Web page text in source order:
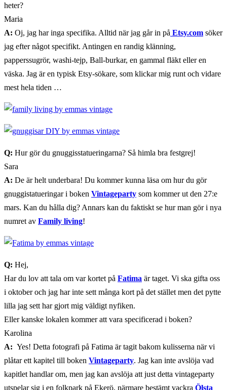
heter?
Maria
A: Oj, jag har inga specifika. Alltid när jag går in på Etsy.com söker
jag efter något specifikt. Antingen en randig klänning,
papperssugrör, washi-tejp, Ball-burkar, en gammal fläkt eller en
väska. Jag är en typisk Etsy-sökare, som klickar mig runt och vidare
mest hela tiden …
Q: Hur gör du gnuggisstatueringarna? Så himla bra festgrej!
Sara
A: De är helt underbara! Du kommer kunna läsa om hur du gör
gnuggistatueringar i boken Vintageparty som kommer ut den 27:e
mars. Kan du hålla dig? Annars kan du faktiskt se hur man gör i nya
numret av Family living!
Q: Hej,
Har du lov att tala om var kortet på Fatima är taget. Vi ska gifta oss
i oktober och jag har inte sett många kort på det stället men det pytte
lilla jag sett har gjort mig väldigt nyfiken.
Eller kanske lokalen kommer att vara specificerad i boken?
Karolina
A: Yes! Detta fotografi på Fatima är tagit bakom kulisserna när vi
plåtar ett kapitel till boken Vintageparty. Jag kan inte avslöja vad
kapitlet handlar om, men jag kan avslöja att just detta vintageparty
utspelar sig i en folkpark på Ekerö, närmare bestämt vackra Ölsta